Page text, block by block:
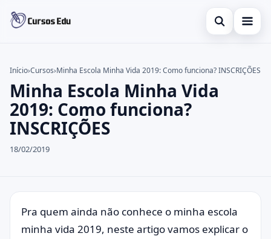
Abrir busca
Inglês
Idiomas
espanhol
Buscar no site
Buscar por:
Pressione Enter para buscar ou ESC para fechar.
Início›Cursos›Minha Escola Minha Vida 2019: Como funciona? INSCRIÇÕES
Minha Escola Minha Vida
2019: Como funciona?
INSCRIÇÕES
18/02/2019
Pra quem ainda não conhece o minha escola
minha vida 2019, neste artigo vamos explicar o